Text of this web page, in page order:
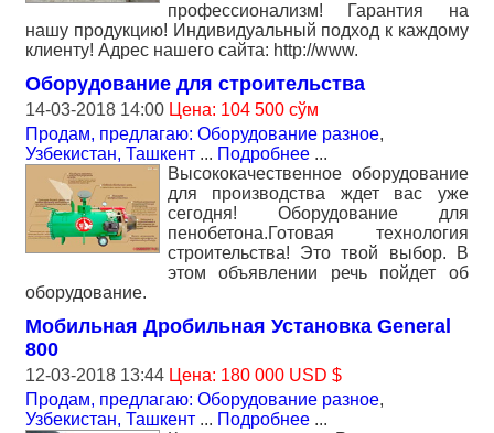
профессионализм! Гарантия на
нашу продукцию! Индивидуальный подход к каждому
клиенту! Адрес нашего сайта: http://www.
Оборудование для строительства
14-03-2018 14:00 Цена: 104 500 сўм
Продам, предлагаю: Оборудование разное,
Узбекистан, Ташкент ... Подробнее ...
Высококачественное оборудование
для производства ждет вас уже
сегодня! Оборудование для
пенобетона.Готовая технология
строительства! Это твой выбор. В
этом объявлении речь пойдет об
оборудование.
Мобильная Дробильная Установка General
800
12-03-2018 13:44 Цена: 180 000 USD $
Продам, предлагаю: Оборудование разное,
Узбекистан, Ташкент ... Подробнее ...